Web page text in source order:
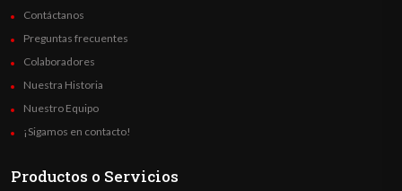
Contáctanos
Preguntas frecuentes
Colaboradores
Nuestra Historia
Nuestro Equipo
¡Sigamos en contacto!
Productos o Servicios